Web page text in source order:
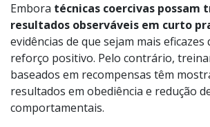
Embora técnicas coercivas possam
resultados observáveis em curto
evidências de que sejam mais
reforço positivo. Pelo contrário,
baseados em recompensas têm
resultados em obediência e redução
comportamentais.